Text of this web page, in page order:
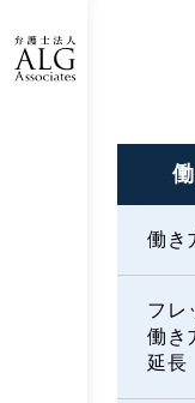
働き
フレ
働き
延長